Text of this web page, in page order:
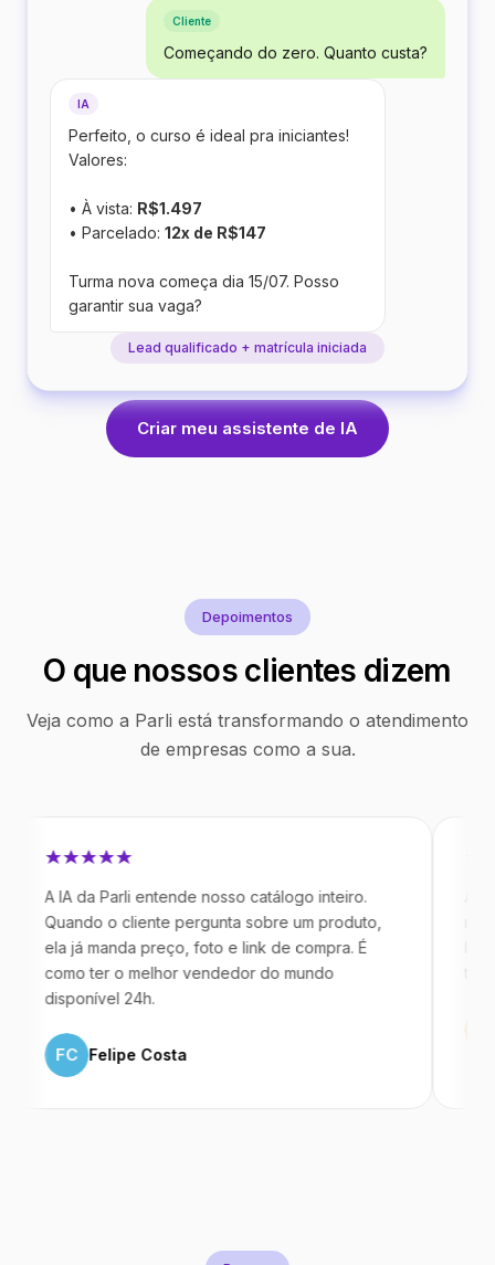
Cliente
Começando do zero. Quanto custa?
IA
Perfeito, o curso é ideal pra iniciantes!
Valores:
• À vista: R$1.497
• Parcelado: 12x de R$147
Turma nova começa dia 15/07. Posso
garantir sua vaga?
Lead qualificado + matrícula iniciada
Criar meu assistente de IA
Depoimentos
O que nossos clientes dizem
Veja como a Parli está transformando o atendimento
de empresas como a sua.
da Parli entende nosso catálogo inteiro.
o cliente pergunta sobre um produto,
já manda preço, foto e link de compra. É
ter o melhor vendedor do mundo
24h.
Felipe Costa